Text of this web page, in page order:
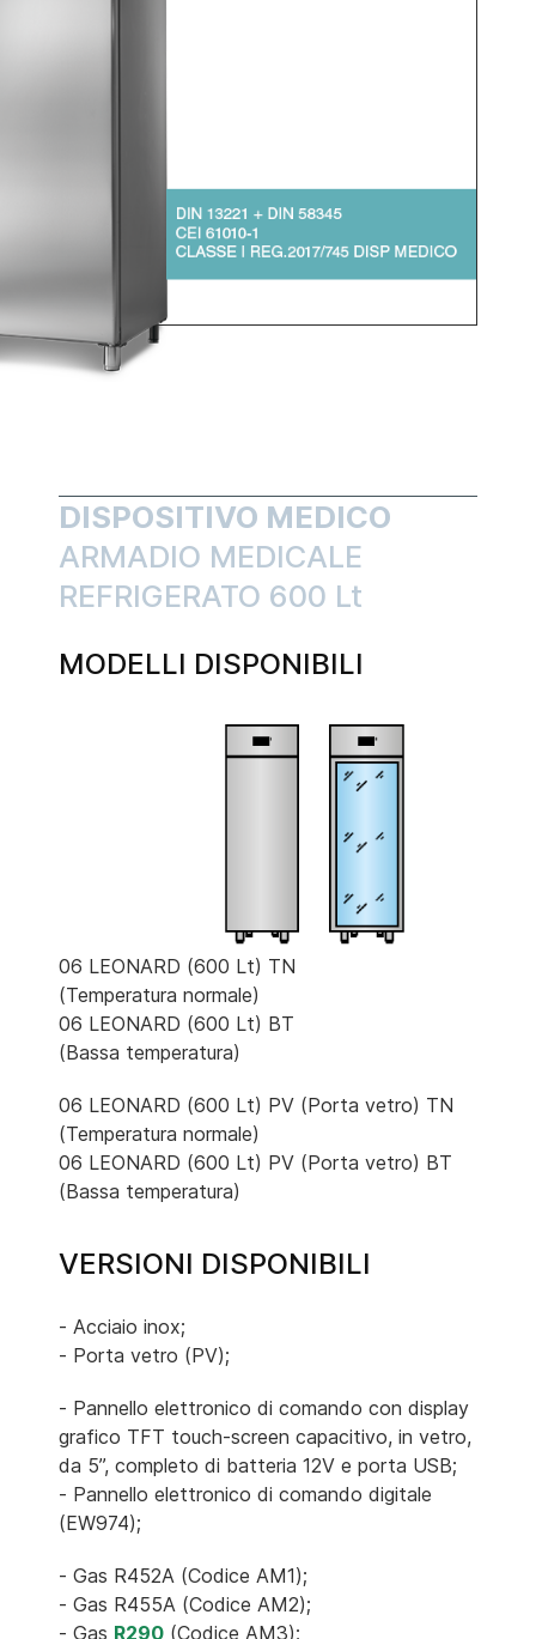
DISPOSITIVO MEDICO
ARMADIO MEDICALE
REFRIGERATO 600 Lt
MODELLI DISPONIBILI
06 LEONARD (600 Lt) TN
(Temperatura normale)
06 LEONARD (600 Lt) BT
(Bassa temperatura)
06 LEONARD (600 Lt) PV (Porta vetro) TN
(Temperatura normale)
06 LEONARD (600 Lt) PV (Porta vetro) BT
(Bassa temperatura)
VERSIONI DISPONIBILI
- Acciaio inox;
- Porta vetro (PV);
- Pannello elettronico di comando con display
grafico TFT touch-screen capacitivo, in vetro,
da 5”, completo di batteria 12V e porta USB;
- Pannello elettronico di comando digitale
(EW974);
- Gas R452A (Codice AM1);
- Gas R455A (Codice AM2);
- Gas R290 (Codice AM3);